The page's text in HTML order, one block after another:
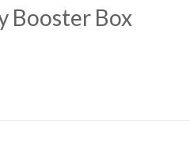
Booster Box